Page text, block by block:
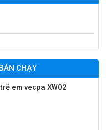
CHẠY
em vecpa XW02